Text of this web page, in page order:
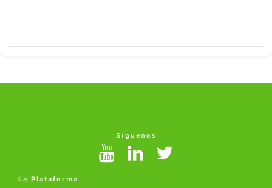
Síguenos
La Plataforma